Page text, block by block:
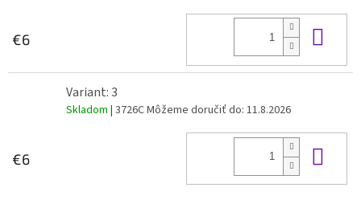
€6
Variant: 3
Skladom | 3726CMôžeme doručiť do: 11.8.2026
€6